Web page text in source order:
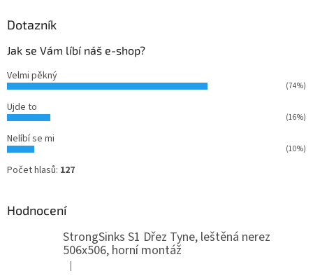
Dotazník
Jak se Vám líbí náš e-shop?
Velmi pěkný
(74%)
Ujde to
(16%)
Nelíbí se mi
(10%)
Počet hlasů: 127
Hodnocení
StrongSinks S1 Dřez Tyne, leštěná nerez
506x506, horní montáž
Hodnocení produktu je 5 z 5 hvězdiček.
|